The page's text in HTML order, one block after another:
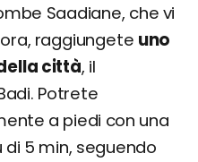
Saadiane, che vi
raggiungete uno
città, il
Potrete
a piedi con una
5 min, seguendo